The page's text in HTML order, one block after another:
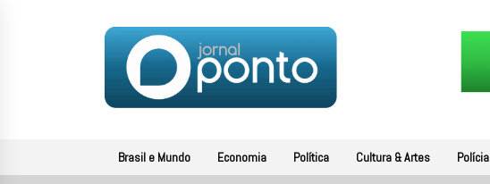
Brasil e Mundo Economia Política Cultura & Artes Polícia